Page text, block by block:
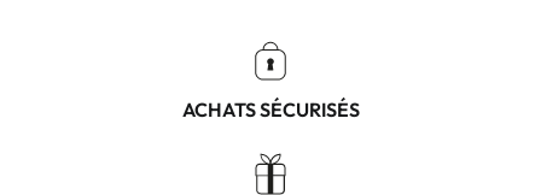
ACHATS SÉCURISÉS